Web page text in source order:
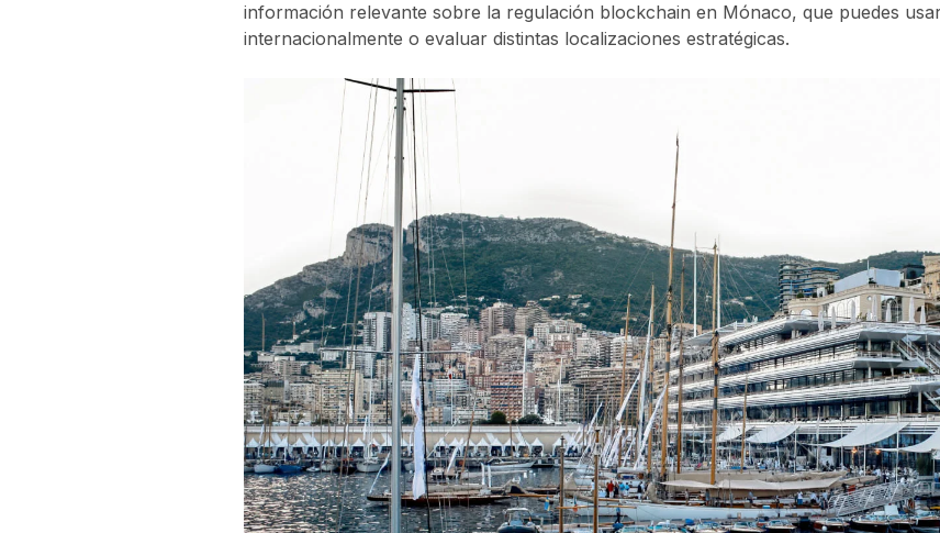
información relevante sobre la regulación blockchain en Mónaco, que puedes
internacionalmente o evaluar distintas localizaciones estratégicas.